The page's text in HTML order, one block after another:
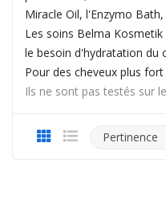
Miracle Oil, l'Enzymo
Les soins Belma
le besoin d'hydratation du
Pour des cheveux plus
Ils ne sont pas testés sur
Pertinence